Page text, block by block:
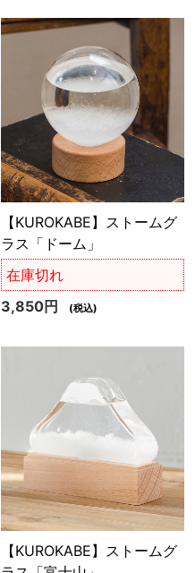
【KUROKABE】ストームグ
ラス「ドーム」
在庫切れ
3,850円
(税込)
【KUROKABE】ストームグ